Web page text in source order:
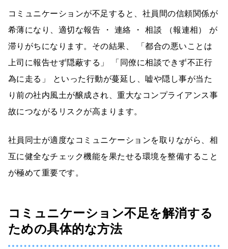
コミュニケーションが不足すると、社員間の信頼関係が
希薄になり、適切な報告 ・ 連絡 ・ 相談 （報連相） が
滞りがちになります。その結果、 「都合の悪いことは
上司に報告せず隠蔽する」 「同僚に相談できず不正行
為に走る」 といった行動が蔓延し、嘘や隠し事が当た
り前の社内風土が醸成され、重大なコンプライアンス事
故につながるリスクが高まります。
社員同士が適度なコミュニケーションを取りながら、相
互に健全なチェック機能を果たせる環境を整備すること
が極めて重要です。
コミュニケーション不足を解消する
ための具体的な方法